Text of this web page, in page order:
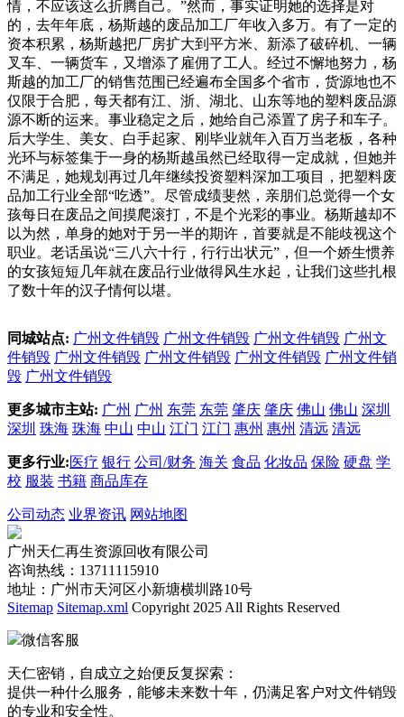
情，不应该这么折腾自己。”然而，事实证明她的选择是对
的，去年年底，杨斯越的废品加工厂年收入多万。有了一定的
资本积累，杨斯越把厂房扩大到平方米、新添了破碎机、一辆
叉车、一辆货车，又增添了雇佣了工人。经过不懈地努力，杨
斯越的加工厂的销售范围已经遍布全国多个省市，货源地也不
仅限于合肥，每天都有江、浙、湖北、山东等地的塑料废品源
源不断的运来。事业稳定之后，她给自己添置了房子和车子。
后大学生、美女、白手起家、刚毕业就年入百万当老板，各种
光环与标签集于一身的杨斯越虽然已经取得一定成就，但她并
不满足，她规划再过几年继续投资塑料深加工项目，把塑料废
品加工行业全部“吃透”。尽管成绩斐然，亲朋们总觉得一个女
孩每日在废品之间摸爬滚打，不是个光彩的事业。杨斯越却不
以为然，单身的她对于另一半的期许，首要就是不能歧视这个
职业。老话虽说“三八六十行，行行出状元”，但一个娇生惯养
的女孩短短几年就在废品行业做得风生水起，让我们这些扎根
了数十年的汉子情何以堪。
同城站点: 广州文件销毁 广州文件销毁 广州文件销毁 广州文
件销毁 广州文件销毁 广州文件销毁 广州文件销毁 广州文件销
毁 广州文件销毁
更多城市主站: 广州 广州 东莞 东莞 肇庆 肇庆 佛山 佛山 深圳
深圳 珠海 珠海 中山 中山 江门 江门 惠州 惠州 清远 清远
更多行业: 医疗 银行 公司/财务 海关 食品 化妆品 保险 硬盘 学
校 服装 书籍 商品库存
公司动态 业界资讯 网站地图
广州天仁再生资源回收有限公司
咨询热线：13711115910
地址：广州市天河区小新塘横圳路10号
Sitemap Sitemap.xml Copyright 2025 All Rights Reserved
微信客服
天仁密销，自成立之始便反复探索：
提供一种什么服务，能够未来数十年，仍满足客户对文件销毁
的专业和安全性。